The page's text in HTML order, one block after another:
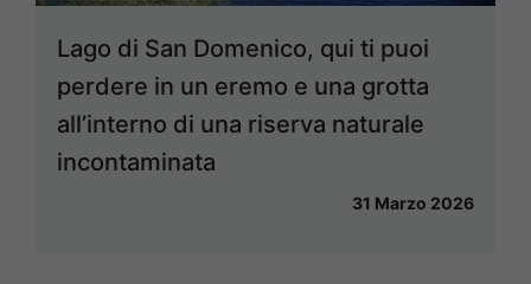
Lago di San Domenico, qui ti puoi
perdere in un eremo e una grotta
all’interno di una riserva naturale
incontaminata
31 Marzo 2026